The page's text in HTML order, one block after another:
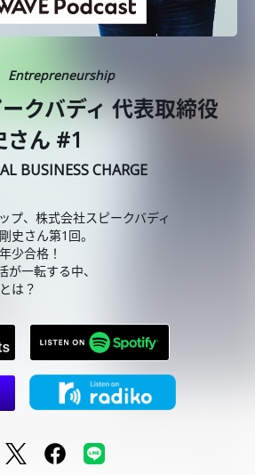
Entrepreneurship
クバディ 代表取締役
さん #1
BUSINESS CHARGE
プ、株式会社スピークバディ
史さん第1回。
少合格！
一転する中、
は？